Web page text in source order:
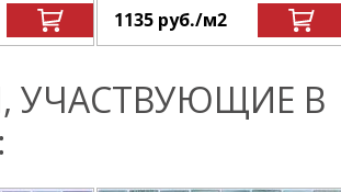
1135 руб./м2
УЧАСТВУЮЩИЕ В